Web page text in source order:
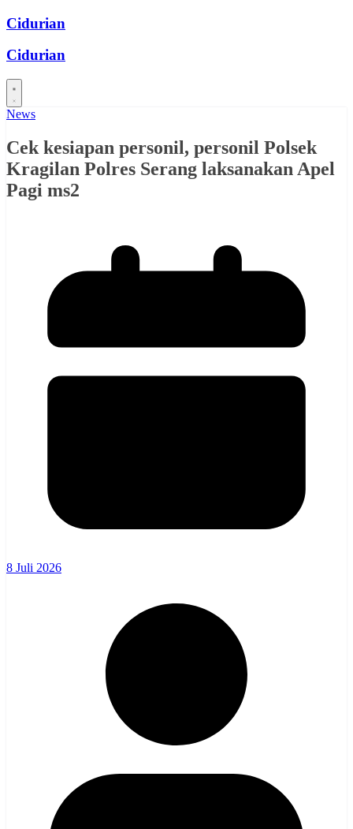
Skip
content
Cidurian
Cidurian
News
Cek kesiapan personil, personil Polsek
Kragilan Polres Serang laksanakan Apel
Pagi ms2
8 Juli 2026